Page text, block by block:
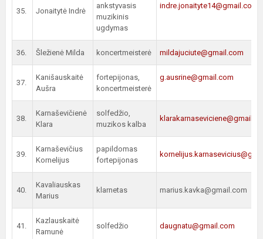
35. Jonaitytė Indrė
ankstyvasis
muzikinis
ugdymas
indre.jonaityte14@gmail.co
36. Šležienė Milda koncertmeisterė mildajuciute@gmail.com
37.
Kanišauskaitė
Aušra
fortepijonas,
koncertmeisterė
g.ausrine@gmail.com
38.
Karnaševičienė
Klara
solfedžio,
muzikos kalba
39.
Karnaševičius
Kornelijus
papildomas
fortepijonas
40.
Kavaliauskas
Marius
klarnetas marius.kavka@gmail.com
41.
Kazlauskaitė
Ramunė
solfedžio daugnatu@gmail.com